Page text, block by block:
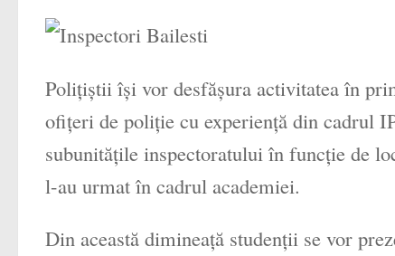
Poliţiştii îşi vor desfăşura activitatea în
ofiţeri de poliţie cu experienţă din cadrul
subunităţile inspectoratului în funcţie de
l-au urmat în cadrul academiei.
Din această dimineaţă studenţii se vor